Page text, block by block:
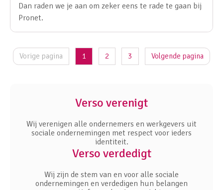
Dan raden we je aan om zeker eens te rade te gaan bij
Pronet.
Vorige pagina 1 2 3 Volgende pagina
Verso verenigt
Wij verenigen alle ondernemers en werkgevers uit
sociale ondernemingen met respect voor ieders
identiteit.
Verso verdedigt
Wij zijn de stem van en voor alle sociale
ondernemingen en verdedigen hun belangen